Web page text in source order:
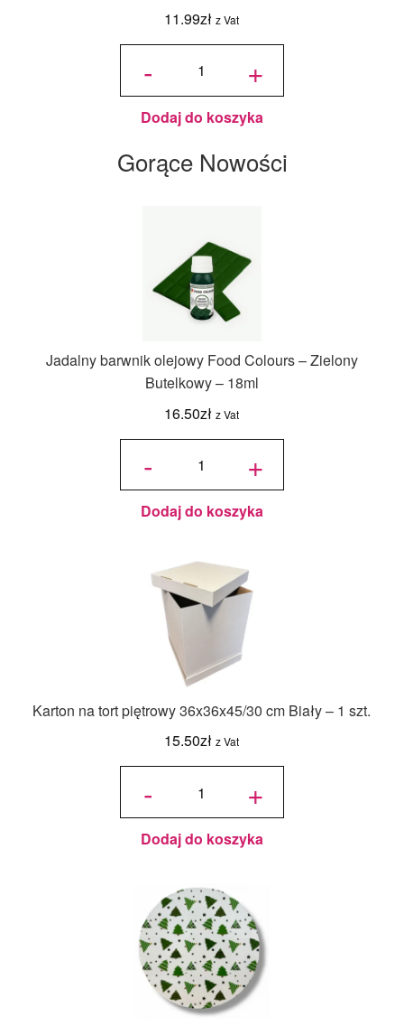
11.99zł z Vat
-
ilość
Pastylki
Jasne
Niebieskie
125 g -
Wilton
+
Dodaj do koszyka
Gorące Nowości
Jadalny barwnik olejowy Food Colours – Zielony
Butelkowy – 18ml
16.50zł z Vat
-
ilość
olejowy
Food
Zielony
Butelkowy
+
Dodaj do koszyka
Karton na tort piętrowy 36x36x45/30 cm Biały – 1 szt.
15.50zł z Vat
-
ilość Karton
36x36x45/30
cm Biały - 1
szt. +
Dodaj do koszyka